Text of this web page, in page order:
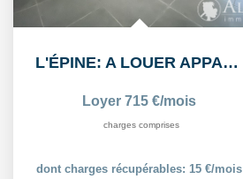
L'ÉPINE: A LOUER APPARTEMENT T3 55,38m² AVEC COUR ET PLACE...
Loyer 715 €/mois
charges comprises
dont charges récupérables: 15 €/mois